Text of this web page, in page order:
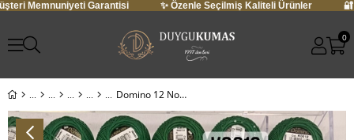
Garantisi ✨ Özenle Seçilmiş Kaliteli Ürünler 🔐
0
Domino 12 No Koton Perle El Nakış İpliği V17